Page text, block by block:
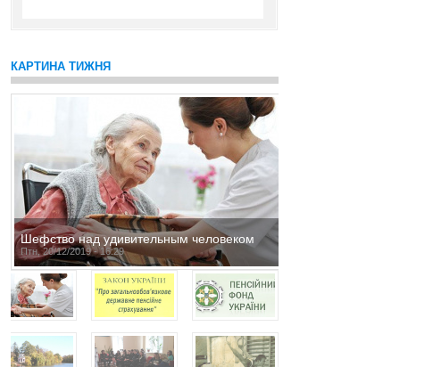
КАРТИНА ТИЖНЯ
Шефство над удивительным человеком
Птн, 20/12/2019 - 16:29